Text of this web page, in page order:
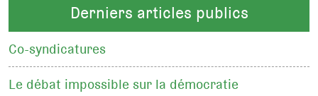
Derniers articles publics
Co-syndicatures
Le débat impossible sur la démocratie